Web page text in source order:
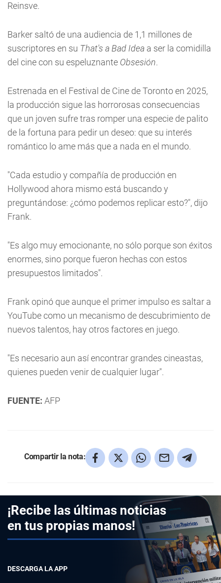
Reinsve.
Barker saltó de una audiencia de 1,1 millones de
suscriptores en su That's a Bad Idea a ser la comidilla
del cine con su espeluznante Obsesión.
Estrenada en el Festival de Cine de Toronto en 2025,
la producción sigue las horrorosas consecuencias
que un joven sufre tras romper una especie de palito
de la fortuna para pedir un deseo: que su interés
romántico lo ame más que a nada en el mundo.
"Cada estudio y compañía de producción en
Hollywood ahora mismo está buscando y
preguntándose: ¿cómo podemos replicar esto?", dijo
Frank.
"Es algo muy emocionante, no sólo porque son éxitos
enormes, sino porque fueron hechas con estos
presupuestos limitados".
Frank opinó que aunque el primer impulso es saltar a
YouTube como un mecanismo de descubrimiento de
nuevos talentos, hay otros factores en juego.
"Es necesario aun así encontrar grandes cineastas,
quienes pueden venir de cualquier lugar".
FUENTE: AFP
Compartir la nota:
¡Recibe las últimas noticias
en tus propias manos!
DESCARGA LA APP